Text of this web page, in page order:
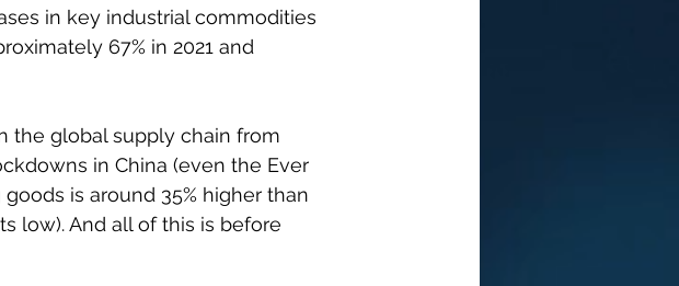
in key industrial commodities
67% in 2021 and
the global supply chain from
in China (even the Ever
is around 35% higher than
low). And all of this is before